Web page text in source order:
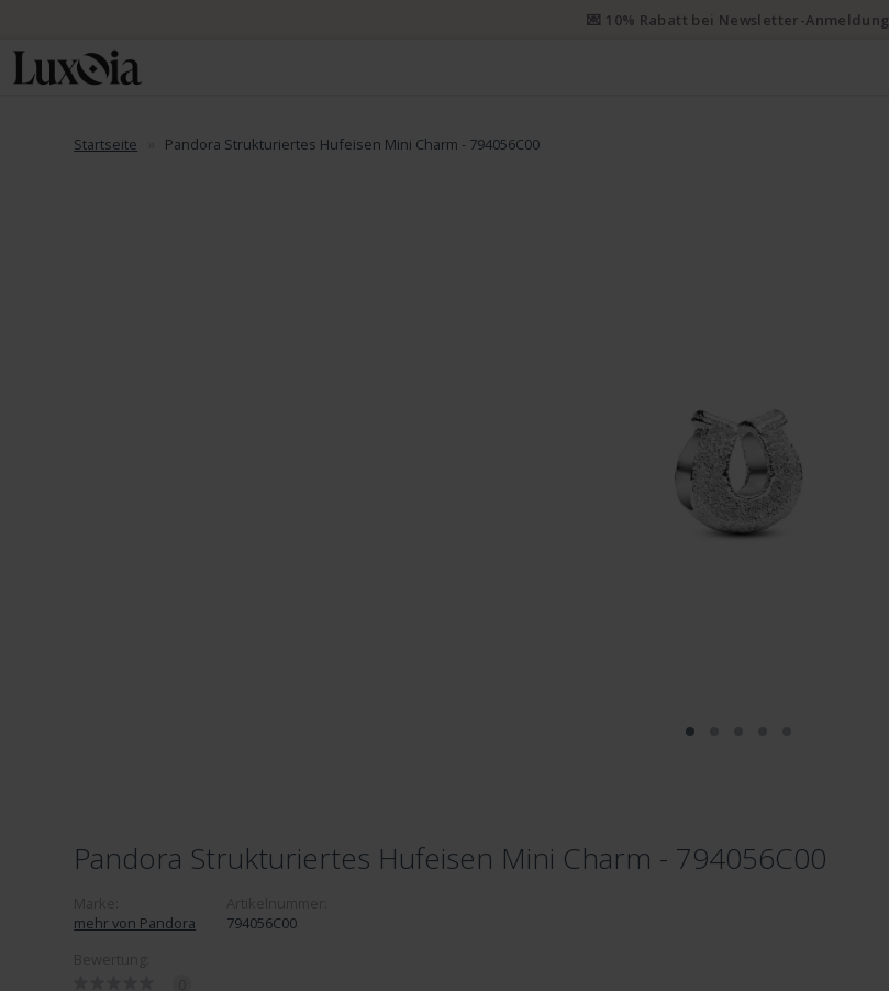
Startseite Pandora Strukturiertes Hufeisen Mini Charm - 794056C00
Pandora Strukturiertes Hufeisen Mini Charm - 794056C00
mehr von Pandora
794056C00
💌 10% Rabatt bei Newsletter-Anmeldung